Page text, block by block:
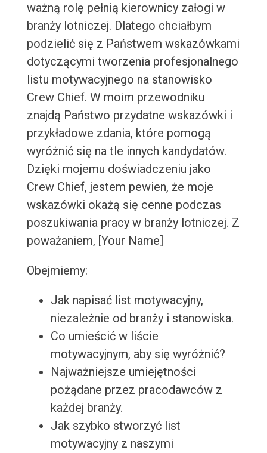
ważną rolę pełnią kierownicy załogi w
branży lotniczej. Dlatego chciałbym
podzielić się z Państwem wskazówkami
dotyczącymi tworzenia profesjonalnego
listu motywacyjnego na stanowisko
Crew Chief. W moim przewodniku
znajdą Państwo przydatne wskazówki i
przykładowe zdania, które pomogą
wyróżnić się na tle innych kandydatów.
Dzięki mojemu doświadczeniu jako
Crew Chief, jestem pewien, że moje
wskazówki okażą się cenne podczas
poszukiwania pracy w branży lotniczej. Z
poważaniem, [Your Name]
Obejmiemy:
Jak napisać list motywacyjny,
niezależnie od branży i stanowiska.
Co umieścić w liście
motywacyjnym, aby się wyróżnić?
Najważniejsze umiejętności
pożądane przez pracodawców z
każdej branży.
Jak szybko stworzyć list
motywacyjny z naszymi